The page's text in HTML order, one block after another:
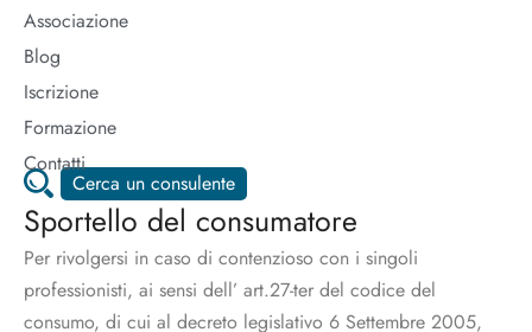
Associazione
Blog
Iscrizione
Formazione
Contatti
Cerca un consulente
Sportello del consumatore
Per rivolgersi in caso di contenzioso con i singoli
professionisti, ai sensi dell’ art.27-ter del codice del
consumo, di cui al decreto legislativo 6 Settembre 2005,